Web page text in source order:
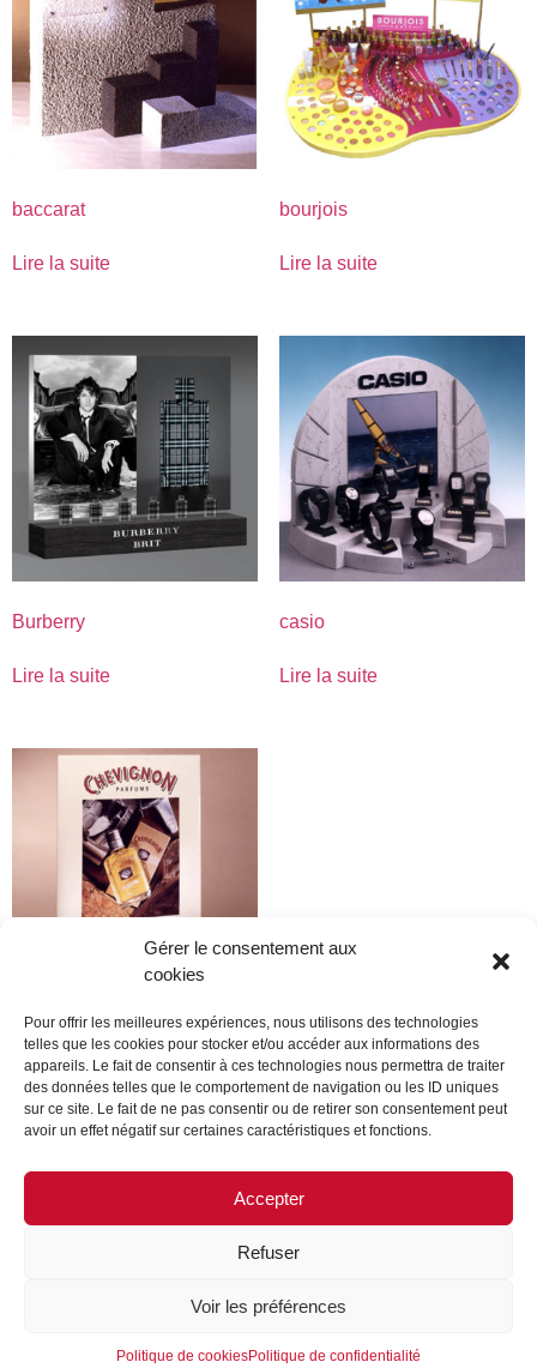
Gérer le consentement aux
cookies
Pour offrir les meilleures expériences, nous utilisons des technologies
telles que les cookies pour stocker et/ou accéder aux informations des
appareils. Le fait de consentir à ces technologies nous permettra de traiter
des données telles que le comportement de navigation ou les ID uniques
sur ce site. Le fait de ne pas consentir ou de retirer son consentement peut
avoir un effet négatif sur certaines caractéristiques et fonctions.
Accepter
Refuser
Voir les préférences
Politique de cookiesPolitique de confidentialité
baccarat
Lire la suite
bourjois
Lire la suite
Burberry
Lire la suite
casio
Lire la suite
Chevignon
Lire la suite
2 3
©FORMES & SCULPTURES. 2023